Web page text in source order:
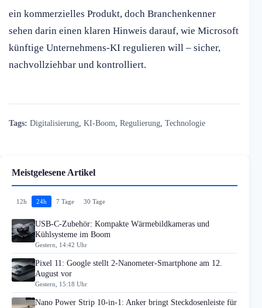
ein kommerzielles Produkt, doch Branchenkenner
sehen darin einen klaren Hinweis darauf, wie Microsoft
künftige Unternehmens-KI regulieren will – sicher,
nachvollziehbar und kontrolliert.
Tags: Digitalisierung KI-Boom Regulierung Technologie
Meistgelesene Artikel
12h 24h 7 Tage 30 Tage
USB-C-Zubehör: Kompakte Wärmebildkameras und
Kühlsysteme im Boom
Gestern, 14:42 Uhr
Pixel 11: Google stellt 2-Nanometer-Smartphone am 12.
August vor
Gestern, 15:18 Uhr
Nano Power Strip 10-in-1: Anker bringt Steckdosenleiste für